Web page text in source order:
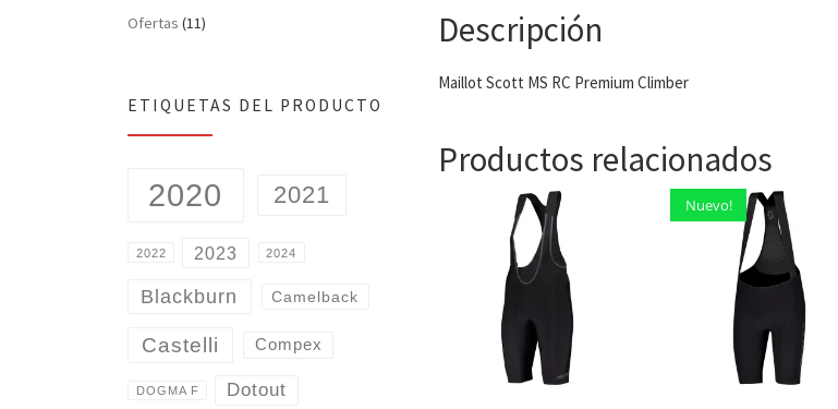
Descripción
Maillot Scott MS RC Premium Climber
Productos relacionados
Nuevo!
Ofertas (11)
ETIQUETAS DEL PRODUCTO
2020 2021
2022 2023 2024
Blackburn Camelback
Castelli Compex
DOGMA F Dotout